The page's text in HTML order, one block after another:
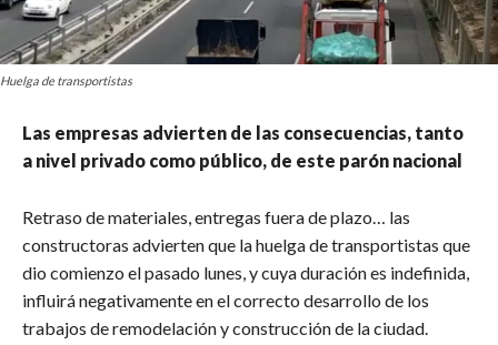
Huelga de transportistas
Las empresas advierten de las consecuencias, tanto
a nivel privado como público, de este parón nacional
Retraso de materiales, entregas fuera de plazo… las
constructoras advierten que la huelga de transportistas que
dio comienzo el pasado lunes, y cuya duración es indefinida,
influirá negativamente en el correcto desarrollo de los
trabajos de remodelación y construcción de la ciudad.